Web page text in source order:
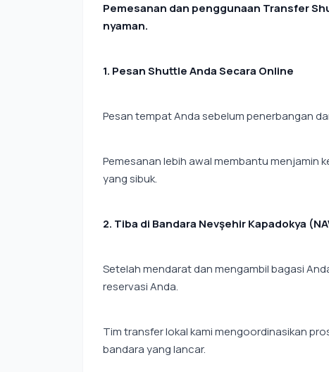
Pemesanan dan penggunaan Transfer
nyaman.
1. Pesan Shuttle Anda Secara Online
Pesan tempat Anda sebelum penerbangan
Pemesanan lebih awal membantu menjamin
yang sibuk.
2. Tiba di Bandara Nevşehir Kapadokya
Setelah mendarat dan mengambil bagasi
reservasi Anda.
Tim transfer lokal kami mengoordinasikan
bandara yang lancar.